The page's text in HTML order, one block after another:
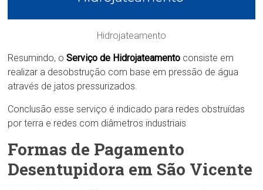
Hidrojateamento
Resumindo, oServiço de Hidrojateamento consiste em
realizar a desobstrução com base em pressão de água
através de jatos pressurizados.
Conclusão esse serviço é indicado para redes obstruídas
por terra e redes com diâmetros industriais
Formas de Pagamento
Desentupidora em São Vicente